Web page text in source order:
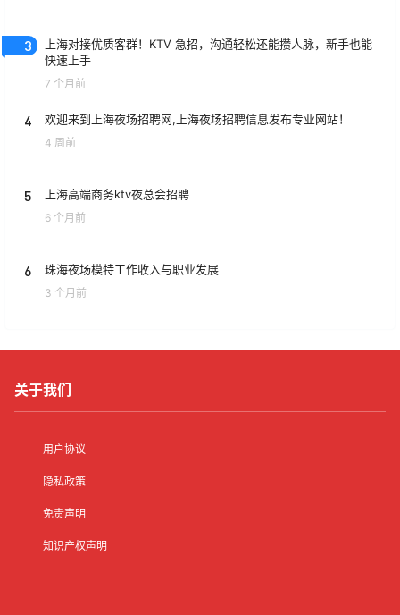
3
上海对接优质客群！KTV 急招，沟通轻松还能攒人脉，新手也能
快速上手
7 个月前
4 欢迎来到上海夜场招聘网,上海夜场招聘信息发布专业网站！
4 周前
5 上海高端商务ktv夜总会招聘
6 个月前
6 珠海夜场模特工作收入与职业发展
3 个月前
关于我们
用户协议
隐私政策
免责声明
知识产权声明